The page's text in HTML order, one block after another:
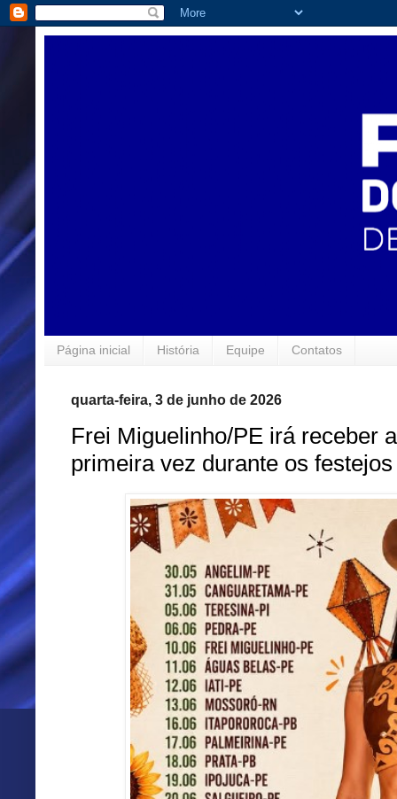
Página inicial História Equipe Contatos
quarta-feira, 3 de junho de 2026
Frei Miguelinho/PE irá receber
primeira vez durante os